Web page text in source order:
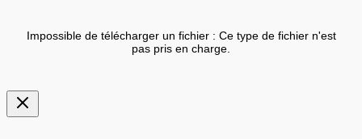
Impossible de télécharger un fichier : Ce type de fichier n'est
pas pris en charge.